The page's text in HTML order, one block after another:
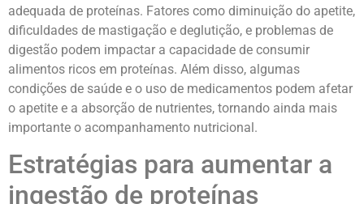
adequada de proteínas. Fatores como diminuição do apetite,
dificuldades de mastigação e deglutição, e problemas de
digestão podem impactar a capacidade de consumir
alimentos ricos em proteínas. Além disso, algumas
condições de saúde e o uso de medicamentos podem afetar
o apetite e a absorção de nutrientes, tornando ainda mais
importante o acompanhamento nutricional.
Estratégias para aumentar a
ingestão de proteínas